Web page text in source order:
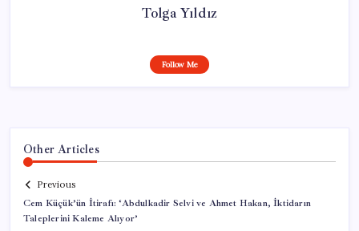
Tolga Yıldız
Follow Me
Other Articles
Previous
Cem Küçük’ün İtirafı: ‘Abdulkadir Selvi ve Ahmet Hakan, İktidarın
Taleplerini Kaleme Alıyor’